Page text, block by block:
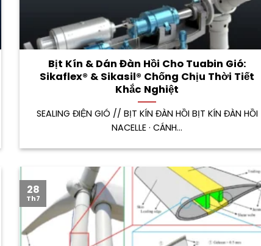
Bịt Kín & Dán Đàn Hồi Cho Tuabin Gió:
Sikaflex® & Sikasil® Chống Chịu Thời Tiết
Khắc Nghiệt
SEALING ĐIỆN GIÓ // BỊT KÍN ĐÀN HỒI BỊT KÍN ĐÀN HỒI
NACELLE · CÁNH...
28
Th7